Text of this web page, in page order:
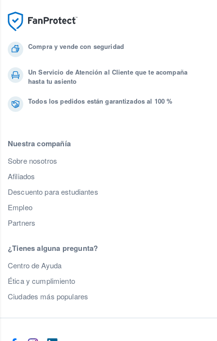
Compra y vende con seguridad
Un Servicio de Atención al Cliente que te acompaña
hasta tu asiento
Todos los pedidos están garantizados al 100 %
Nuestra compañía
Sobre nosotros
Afiliados
Descuento para estudiantes
Empleo
Partners
¿Tienes alguna pregunta?
Centro de Ayuda
Ética y cumplimiento
Ciudades más populares